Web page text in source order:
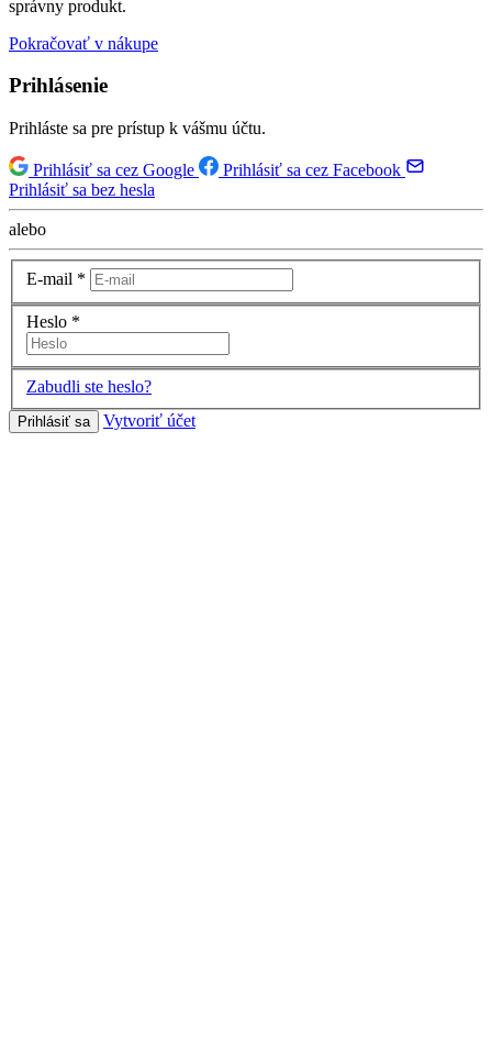
správny produkt.
Pokračovať v nákupe
Prihlásenie
Prihláste sa pre prístup k vášmu účtu.
Prihlásiť sa cez Google
Prihlásiť sa cez Facebook
Prihlásiť sa bez hesla
alebo
E-mail *
Heslo *
Zabudli ste heslo?
Prihlásiť sa Vytvoriť účet